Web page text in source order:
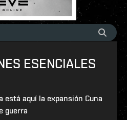
ESENCIALES
está aquí la expansión Cuna
guerra